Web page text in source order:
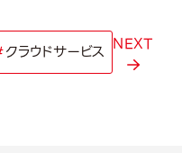
クラウドサービス NEXT